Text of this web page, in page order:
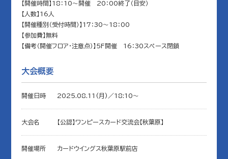
【開催時間】18：10～開催 20：00終了（目安）
【人数】16人
【開催種別（受付時間）】17：30～18：00
【参加費】無料
【備考（開催フロア・注意点）】5F開催 16：30スペース閉鎖
大会概要
開催日時 2025.08.11(月)／18:10〜
大会名 【公認】ワンピースカード交流会【秋葉原】
開催場所 カードウイングス秋葉原駅前店